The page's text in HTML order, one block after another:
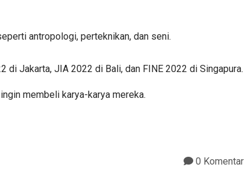
antropologi, perteknikan, dan seni.
di Jakarta, JIA 2022 di Bali, dan FINE 2022 di Singapura.
membeli karya-karya mereka.
0 Komentar